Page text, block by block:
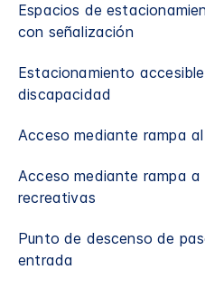
Espacios de
con señalización
Estacionamiento
discapacidad
Acceso mediante rampa
Acceso mediante rampa
recreativas
Punto de descenso de
entrada